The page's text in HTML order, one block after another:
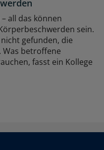
all das können
sein.
gefunden, die
betroffene
fasst ein Kollege